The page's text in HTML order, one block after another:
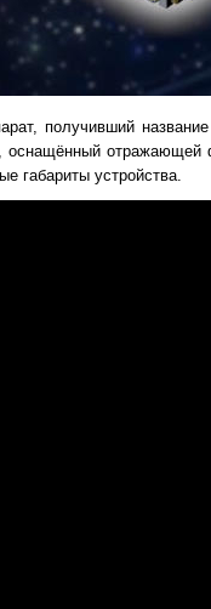
получивший
отражающей
габариты устройства.